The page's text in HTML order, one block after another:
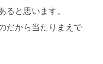
ると思います。
だから当たりまえで